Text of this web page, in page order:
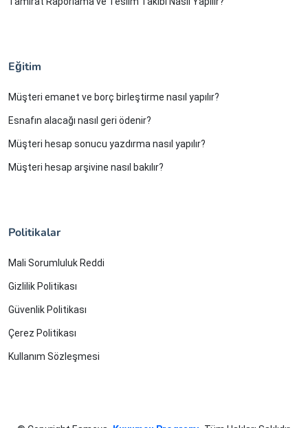
Eğitim
Müşteri emanet ve borç birleştirme nasıl yapılır?
Esnafın alacağı nasıl geri ödenir?
Müşteri hesap sonucu yazdırma nasıl yapılır?
Müşteri hesap arşivine nasıl bakılır?
Politikalar
Mali Sorumluluk Reddi
Gizlilik Politikası
Güvenlik Politikası
Çerez Politikası
Kullanım Sözleşmesi